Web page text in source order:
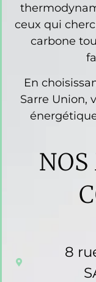
ceux qui
carbone
En
Sarre Union,
8